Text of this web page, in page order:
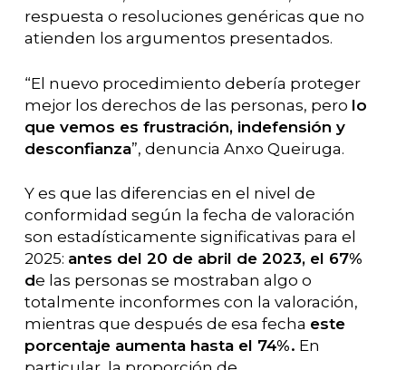
respuesta o resoluciones genéricas que no
atienden los argumentos presentados.
“El nuevo procedimiento debería proteger
mejor los derechos de las personas, pero lo
que vemos es frustración, indefensión y
desconfianza”, denuncia Anxo Queiruga.
Y es que las diferencias en el nivel de
conformidad según la fecha de valoración
son estadísticamente significativas para el
2025: antes del 20 de abril de 2023, el 67%
de las personas se mostraban algo o
totalmente inconformes con la valoración,
mientras que después de esa fecha este
porcentaje aumenta hasta el 74%. En